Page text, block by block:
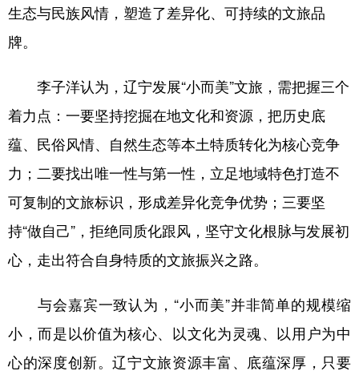
生态与民族风情，塑造了差异化、可持续的文旅品
牌。
李子洋认为，辽宁发展“小而美”文旅，需把握三个
着力点：一要坚持挖掘在地文化和资源，把历史底
蕴、民俗风情、自然生态等本土特质转化为核心竞争
力；二要找出唯一性与第一性，立足地域特色打造不
可复制的文旅标识，形成差异化竞争优势；三要坚
持“做自己”，拒绝同质化跟风，坚守文化根脉与发展初
心，走出符合自身特质的文旅振兴之路。
与会嘉宾一致认为，“小而美”并非简单的规模缩
小，而是以价值为核心、以文化为灵魂、以用户为中
心的深度创新。辽宁文旅资源丰富、底蕴深厚，只要